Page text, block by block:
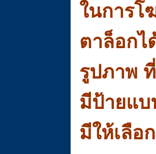
ในการโ
ตาล็อก
รูปภาพ
มีป้ายแบ
มีให้เลือ